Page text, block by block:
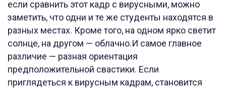
если сравнить этот кадр с вирусными, можно
заметить, что одни и те же студенты находятся в
разных местах. Кроме того, на одном ярко светит
солнце, на другом — облачно.И самое главное
различие — разная ориентация
предположительной свастики. Если
приглядеться к вирусным кадрам, становится